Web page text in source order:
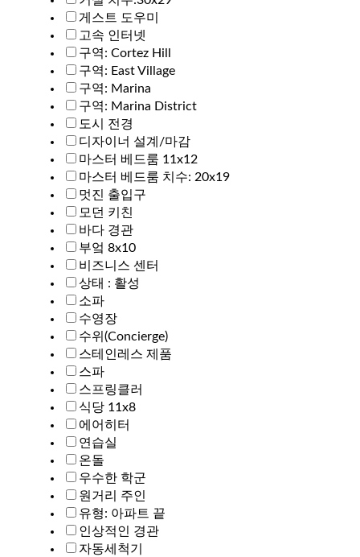
게스트 도우미
고속 인터넷
구역: Cortez Hill
구역: East Village
구역: Marina
구역: Marina District
도시 전경
디자이너 설계/마감
마스터 베드룸 11x12
마스터 베드룸 치수: 20x19
멋진 출입구
모던 키친
바다 경관
부엌 8x10
비즈니스 센터
상태 : 활성
소파
수영장
수위(Concierge)
스테인레스 제품
스파
스프링클러
식당 11x8
에어히터
연습실
온돌
우수한 학군
원거리 주인
유형: 아파트 끝
인상적인 경관
자동세척기